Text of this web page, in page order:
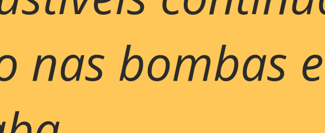
nas bombas